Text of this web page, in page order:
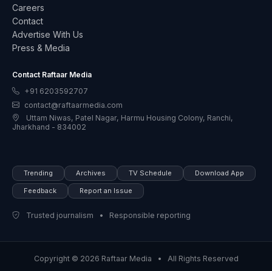
Careers
Contact
Advertise With Us
Press & Media
Contact Raftaar Media
+91 6203592707
contact@raftaarmedia.com
Uttam Niwas, Patel Nagar, Harmu Housing Colony, Ranchi,
Jharkhand - 834002
Trending Archives TV Schedule Download App
Feedback Report an Issue
Trusted journalism • Responsible reporting
Copyright © 2026 Raftaar Media • All Rights Reserved